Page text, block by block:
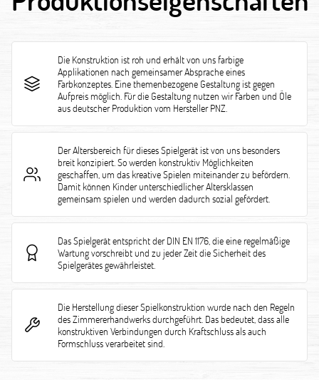
Die Konstruktion ist roh und erhält von uns farbige
Applikationen nach gemeinsamer Absprache eines
Farbkonzeptes. Eine themenbezogene Gestaltung ist gegen
Aufpreis möglich. Für die Gestaltung nutzen wir Farben und Öle
aus deutscher Produktion vom Hersteller PNZ.
Der Altersbereich für dieses Spielgerät ist von uns besonders
breit konzipiert. So werden konstruktiv Möglichkeiten
geschaffen, um das kreative Spielen miteinander zu befördern.
Damit können Kinder unterschiedlicher Altersklassen
gemeinsam spielen und werden dadurch sozial gefördert.
Das Spielgerät entspricht der DIN EN 1176, die eine regelmäßige
Wartung vorschreibt und zu jeder Zeit die Sicherheit des
Spielgerätes gewährleistet.
Die Herstellung dieser Spielkonstruktion wurde nach den Regeln
des Zimmererhandwerks durchgeführt. Das bedeutet, dass alle
konstruktiven Verbindungen durch Kraftschluss als auch
Formschluss verarbeitet sind.